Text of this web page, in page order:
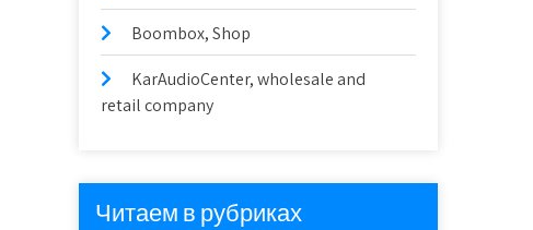
Boombox, Shop
KarAudioCenter, wholesale and
retail company
Читаем в рубриках